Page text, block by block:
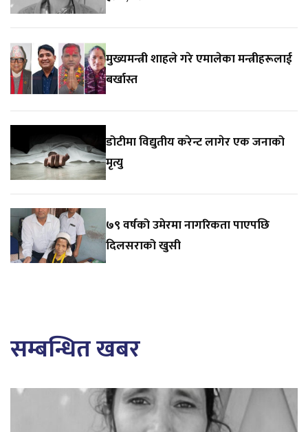
मुख्यमन्त्री शाहले गरे एमालेका मन्त्रीहरूलाई
बर्खास्त
डोटीमा विद्युतीय करेन्ट लागेर एक जनाको
मृत्यु
७९ वर्षको उमेरमा नागरिकता पाएपछि
दिलसराको खुसी
सम्बन्धित खबर